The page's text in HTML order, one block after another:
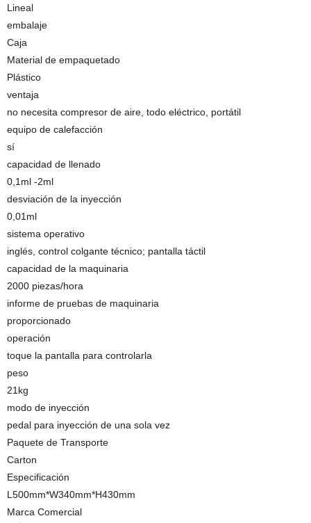
Lineal
embalaje
Caja
Material de empaquetado
Plástico
ventaja
no necesita compresor de aire, todo eléctrico, portátil
equipo de calefacción
sí
capacidad de llenado
0,1ml -2ml
desviación de la inyección
0,01ml
sistema operativo
inglés, control colgante técnico; pantalla táctil
capacidad de la maquinaria
2000 piezas/hora
informe de pruebas de maquinaria
proporcionado
operación
toque la pantalla para controlarla
peso
21kg
modo de inyección
pedal para inyección de una sola vez
Paquete de Transporte
Carton
Especificación
L500mm*W340mm*H430mm
Marca Comercial